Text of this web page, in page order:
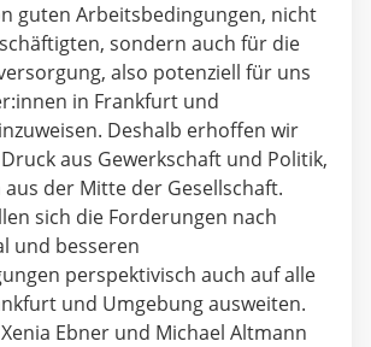
guten Arbeitsbedingungen, nicht
sondern auch für die
also potenziell für uns
in Frankfurt und
Deshalb erhoffen wir
aus Gewerkschaft und Politik,
der Mitte der Gesellschaft.
sich die Forderungen nach
und besseren
perspektivisch auch auf alle
und Umgebung ausweiten.
Ebner und Michael Altmann